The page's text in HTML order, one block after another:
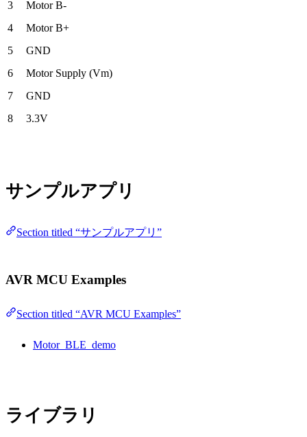
3
Motor B-
4
Motor B+
5
GND
6
Motor Supply (Vm)
7
GND
8
3.3V
サンプルアプリ
Section titled “サンプルアプリ”
AVR MCU Examples
Section titled “AVR MCU Examples”
Motor_BLE_demo
ライブラリ